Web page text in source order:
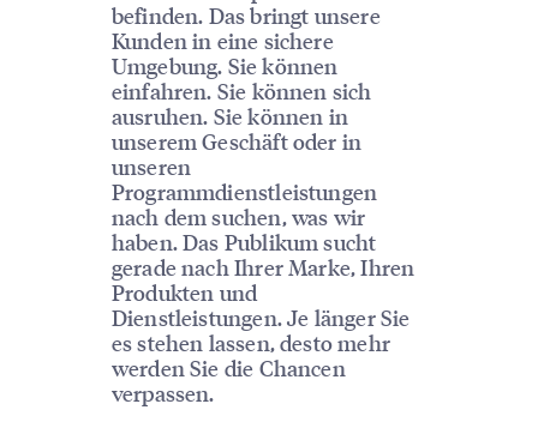
befinden. Das bringt unsere
Kunden in eine sichere
Umgebung. Sie können
einfahren. Sie können sich
ausruhen. Sie können in
unserem Geschäft oder in
unseren
Programmdienstleistungen
nach dem suchen, was wir
haben. Das Publikum sucht
gerade nach Ihrer Marke, Ihren
Produkten und
Dienstleistungen. Je länger Sie
es stehen lassen, desto mehr
werden Sie die Chancen
verpassen.